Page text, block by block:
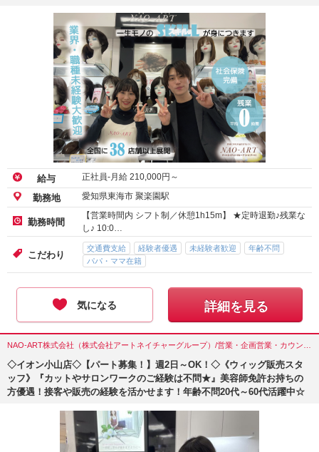
給与 正社員-月給 210,000円～
勤務地 愛知県東海市 聚楽園駅
勤務時間
【営業時間内 シフト制／休憩1h15m】 ★定時退勤♪残業な
し♪ 10:0…
こだわり
交通費支給 経験者優遇 未経験者歓迎
年齢不問
パパ・ママ在籍
気になる 詳細を見る
◇イオン小山店◇【パート募集！】週2日～OK！◇《ウィッグ販売スタ
ッフ》『カットやサロンワークのご経験は不問★』美容師免許お持ちの
方優遇！接客や販売の経験を活かせます！年齢不問20代～60代活躍中☆